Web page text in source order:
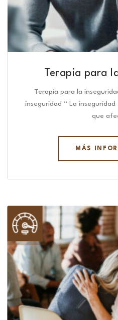
Terapia para
Terapia para la
inseguridad “ La inseguridad
que
MÁS